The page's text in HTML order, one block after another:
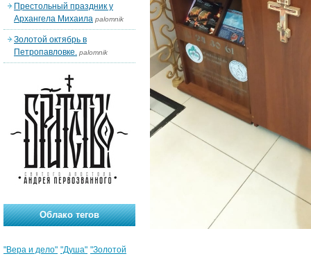
Престольный праздник у
Архангела Михаила palomnik
Золотой октябрь в
Петропавловке. palomnik
Облако тегов
"Вера и дело" "Душа" "Золотой